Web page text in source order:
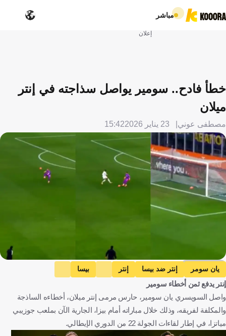
مباشر
إعلان
خطأ فادح.. سومير يواصل سذاجته في إنتر
ميلان
مصطفى عوني 23 يناير 2026 15:42
Dazn/GOAL
يان سومر إنتر ضد بيسا إنتر
بيسا
الدوري الإيطالي
سويسرا
إنتر يدفع ثمن أخطاء سومير
واصل السويسري يان سومير، حارس مرمى إنتر ميلان، أخطاءه الساذجة
والمكلفة لفريقه، وذلك خلال مباراته أمام بيزا، الجارية الآن بملعب جوزيبي
مياتزا، في إطار لقاءات الجولة 22 من الدوري الإيطالي.